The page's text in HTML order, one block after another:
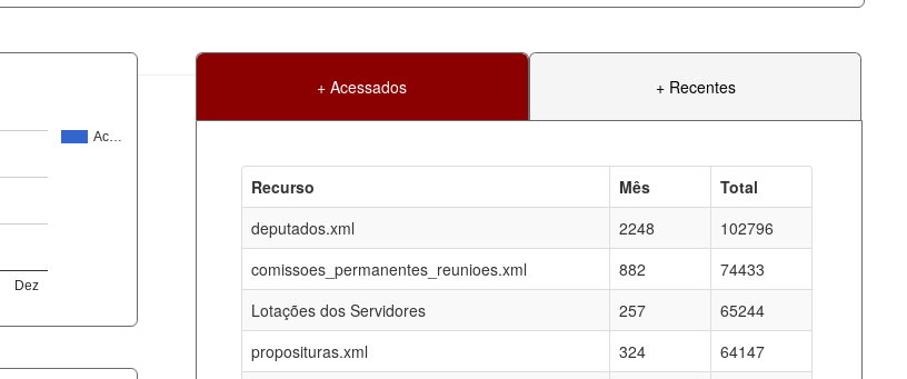
Ac…
Dez
+ Acessados + Recentes
Recurso Mês
Total
deputados.xml
2248
102796
comissoes_permanentes_reunioes.xml
882
74433
Lotações dos Servidores
257
65244
proposituras.xml
324
64147
08-08-2026
08-08-2026